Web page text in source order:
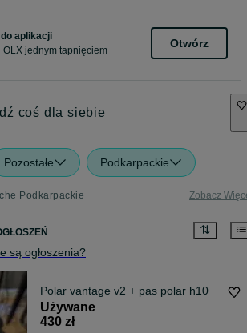
do aplikacji
OLX jednym tapnięciem
Otwórz
coś dla siebie
Pozostałe Podkarpackie
Podkarpackie Zobacz
są ogłoszenia?
Polar vantage v2 + pas polar h10
Używane
430 zł